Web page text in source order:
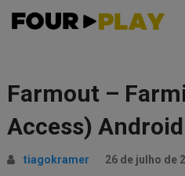
Farmout –
Access)
tiagokramer 26 de julho de